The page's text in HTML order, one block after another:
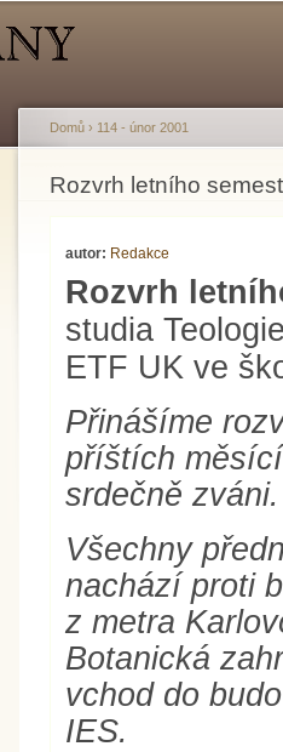
Jste zde
Domů › 114 - únor 2001
Rozvrh letního
autor: Redakce
Rozvrh
studia
ETF UK ve
Přinášíme
příštích
srdečně zváni.
Všechny
nachází proti
z metra
Botanická
vchod do
IES.